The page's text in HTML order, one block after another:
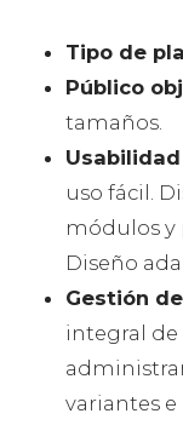
Tipo de
Público
tamaños.
uso fácil.
módulos y
Diseño
Gestión
integral
variantes